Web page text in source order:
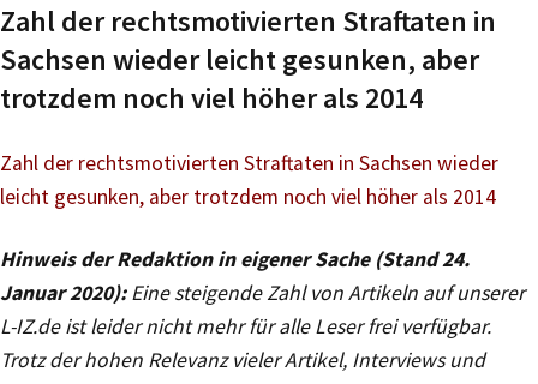
Zahl der rechtsmotivierten Straftaten in
Sachsen wieder leicht gesunken, aber
trotzdem noch viel höher als 2014
Zahl der rechtsmotivierten Straftaten in Sachsen wieder
leicht gesunken, aber trotzdem noch viel höher als 2014
Hinweis der Redaktion in eigener Sache (Stand 24.
Januar 2020):Eine steigende Zahl von Artikeln auf unserer
L-IZ.de ist leider nicht mehr für alle Leser frei verfügbar.
Trotz der hohen Relevanz vieler Artikel, Interviews und